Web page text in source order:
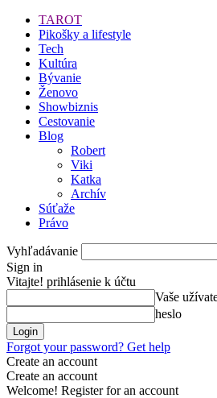
TAROT
Pikošky a lifestyle
Tech
Kultúra
Bývanie
Ženovo
Showbiznis
Cestovanie
Blog
Robert
Viki
Katka
Archív
Súťaže
Právo
Vyhľadávanie
Sign in
Vitajte! prihlásenie k účtu
Vaše
heslo
Forgot your password? Get help
Create an account
Create an account
Welcome! Register for an account